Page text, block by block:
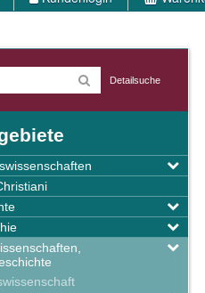
Detailsuche